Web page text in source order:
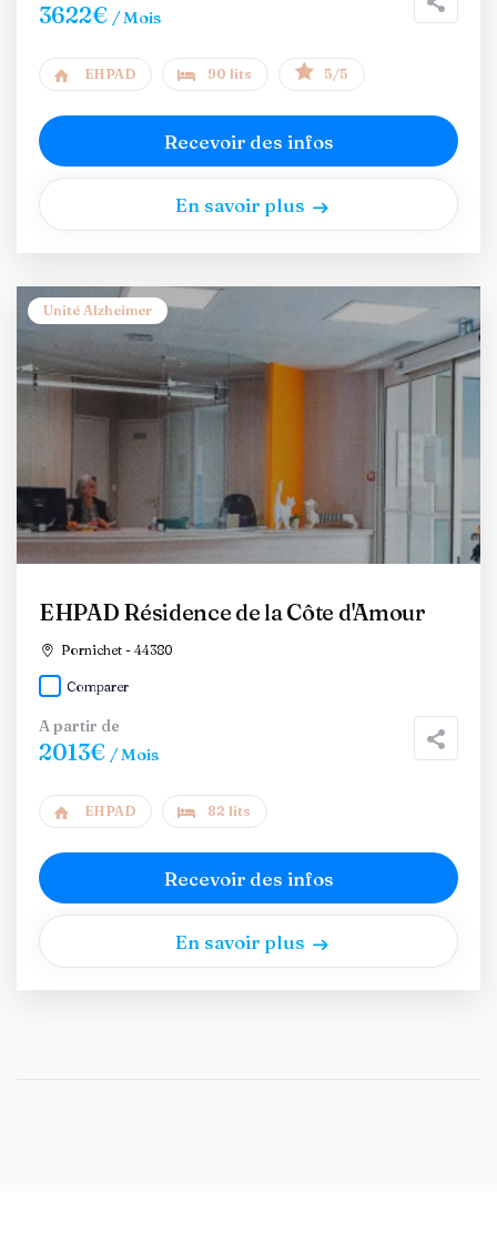
3622€ / Mois
EHPAD 90 lits 5/5
Recevoir des infos
En savoir plus
Unité Alzheimer
EHPAD Résidence de la Côte d'Amour
Pornichet - 44380
Comparer
A partir de
2013€ / Mois
EHPAD 82 lits
Recevoir des infos
En savoir plus